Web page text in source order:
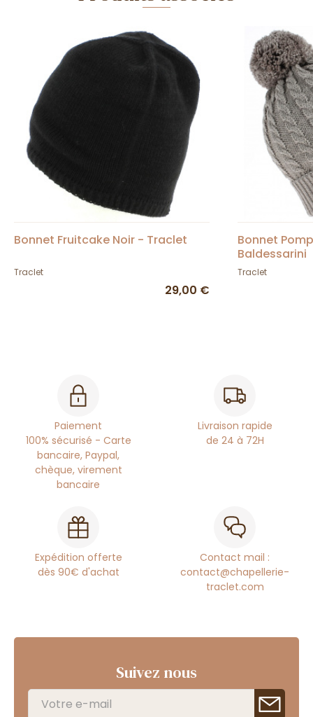
Bonnet Fruitcake Noir - Traclet
Traclet
29,00 €
Bonnet
Baldessarini
Traclet
Paiement
100% sécurisé - Carte
bancaire, Paypal,
chèque, virement
bancaire
Livraison rapide
de 24 à 72H
Expédition offerte
dès 90€ d'achat
Contact mail :
contact@chapellerie-
traclet.com
Suivez nous